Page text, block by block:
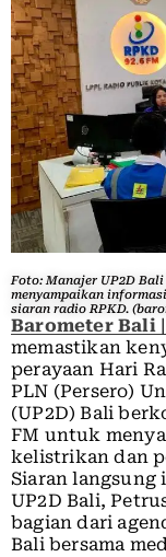
Foto: Manajer UP2D
menyampaikan
siaran radio RPKD.
Barometer Bali
memastikan
perayaan Hari
PLN (Persero)
(UP2D) Bali
FM untuk
kelistrikan dan
Siaran langsung
UP2D Bali,
bagian dari
Bali bersama